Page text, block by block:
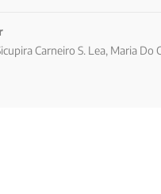
Carneiro S. Lea, Maria Do